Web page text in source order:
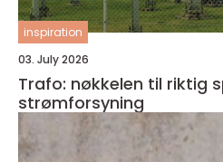
inspiration
03. July 2026
Trafo: nøkkelen til riktig
strømforsyning